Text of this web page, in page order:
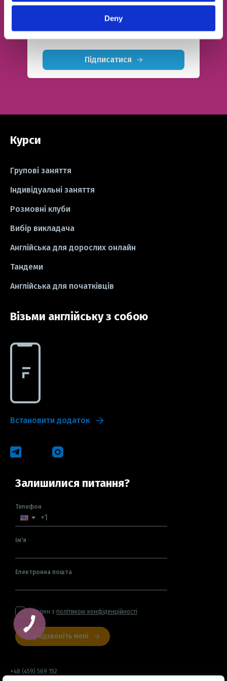
Deny
#СV #резюме #modal verbs
#idioms #есе #есе #exam
Telegram
9,2K підписників
Підписатися
Курси
Групові заняття
Індивідуальні заняття
Розмовні клуби
Вибір викладача
Англійська для дорослих онлайн
Тандеми
Англійська для початківців
Візьми англійську з собою
Встановити додаток
Залишилися питання?
Телефон
Ім'я
Електронна пошта
Згоден з політикою конфіденційності
Передзвоніть мені
+48 (459) 569 152